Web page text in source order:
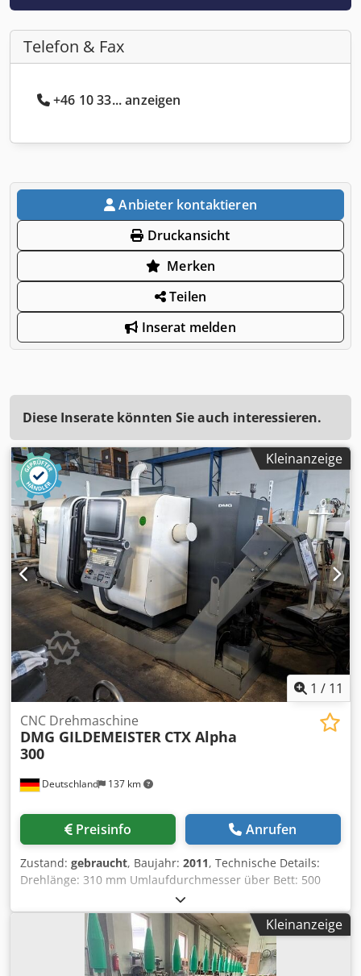
Telefon & Fax
+46 10 33... anzeigen
Anbieter kontaktieren
Druckansicht
Merken
Teilen
Inserat melden
Diese Inserate könnten Sie auch interessieren.
Kleinanzeige
1 / 11
Deutschland 137 km
CNC Drehmaschine
DMG GILDEMEISTER CTX Alpha
300
Preisinfo Anrufen
Zustand: gebraucht, Baujahr: 2011, Technische Details:
Drehlänge: 310 mm Umlaufdurchmesser über Bett: 500
mm Umlaufdurchmesser über Bettschlitten: 290 mm
Spitzenweite: 500 mm x-Achse: 190 mm z-Achse: z1: 335 /
z3: 370 mm y-Achse: 80 mm Drehzahl: 6000 U/min
Steuerung: Heidenhain CNC Pilot 4290 Spindelbohrung: 73
mm Stangendurchmesser: 50 mm Werkzeugrevolver -
Kleinanzeige